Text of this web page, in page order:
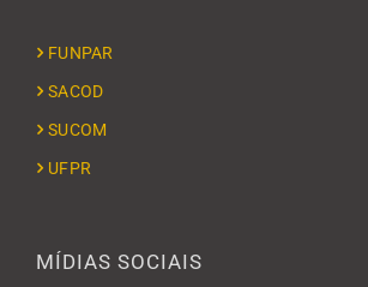
FUNPAR
SACOD
SUCOM
UFPR
MÍDIAS SOCIAIS